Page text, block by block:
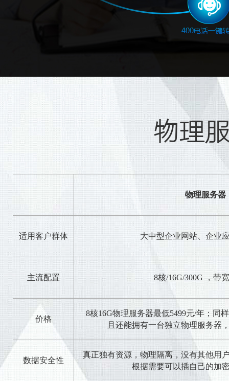
物理
物理服务器
适用客户群体 大中型企业网站、企业
主流配置 8核/16G/300G ，带
价格
8核16G物理服务器最低5499元/年；同
且还能拥有一台独立物理服务器
数据安全性
真正独有资源，物理隔离，没有其他用
根据需要可以插自己的加